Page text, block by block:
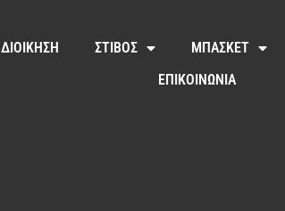
ΔΙΟΙΚΗΣΗ ΣΤΙΒΟΣ ΜΠΑΣΚΕΤ
ΕΠΙΚΟΙΝΩΝΙΑ